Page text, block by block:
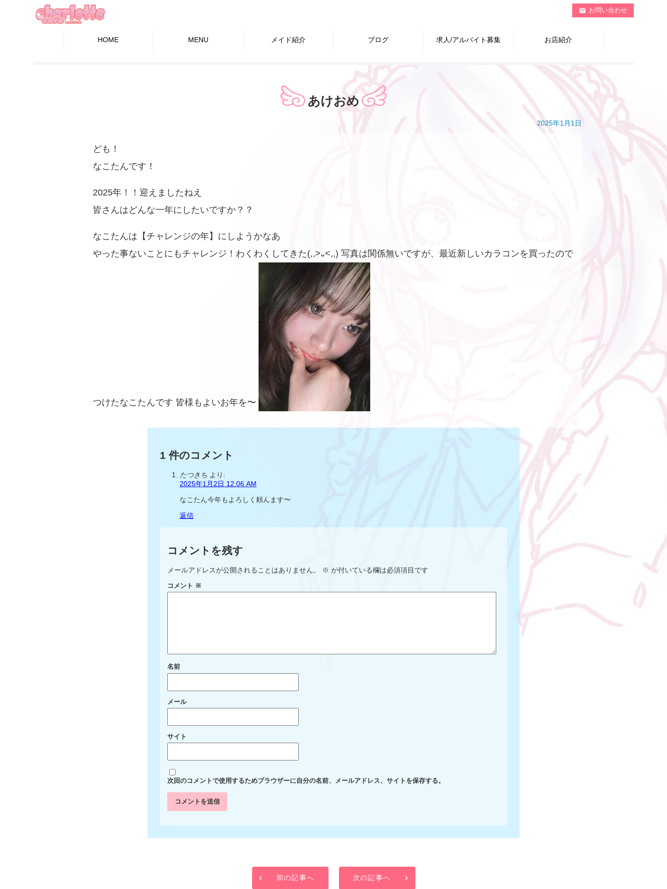
mail お問い合わせ
HOME MENU メイド紹介 ブログ 求人/アルバイト募集 お店紹介
あけおめ
2025年1月1日
ども！
なこたんです！
2025年！！迎えましたねえ
皆さんはどんな一年にしたいですか？？
なこたんは【チャレンジの年】にしようかなあ
やった事ないことにもチャレンジ！わくわくしてきた(,,>᎑<,,) 写真は関係無いですが、最近新しいカラコンを買ったので
つけたなこたんです 皆様もよいお年を〜
1 件のコメント
たつきち より:
2025年1月2日 12:06 AM
なこたん今年もよろしく頼んます〜
返信
コメントを残す
メールアドレスが公開されることはありません。 ※ が付いている欄は必須項目です
コメント ※
名前
メール
サイト
次回のコメントで使用するためブラウザーに自分の名前、メールアドレス、サイトを保存する。
前の記事へ 次の記事へ